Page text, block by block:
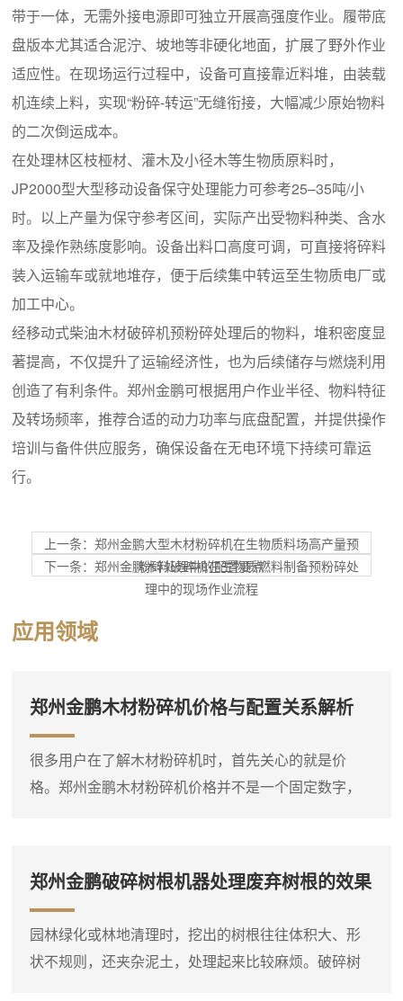
带于一体，无需外接电源即可独立开展高强度作业。履带底
盘版本尤其适合泥泞、坡地等非硬化地面，扩展了野外作业
适应性。在现场运行过程中，设备可直接靠近料堆，由装载
机连续上料，实现“粉碎-转运”无缝衔接，大幅减少原始物料
的二次倒运成本。
在处理林区枝桠材、灌木及小径木等生物质原料时，
JP2000型大型移动设备保守处理能力可参考25–35吨/小
时。以上产量为保守参考区间，实际产出受物料种类、含水
率及操作熟练度影响。设备出料口高度可调，可直接将碎料
装入运输车或就地堆存，便于后续集中转运至生物质电厂或
加工中心。
经移动式柴油木材破碎机预粉碎处理后的物料，堆积密度显
著提高，不仅提升了运输经济性，也为后续储存与燃烧利用
创造了有利条件。郑州金鹏可根据用户作业半径、物料特征
及转场频率，推荐合适的动力功率与底盘配置，并提供操作
培训与备件供应服务，确保设备在无电环境下持续可靠运
行。
上一条：郑州金鹏大型木材粉碎机在生物质料场高产量预
粉碎处理中的配置要点
下一条：郑州金鹏木料破碎机在生物质燃料制备预粉碎处
理中的现场作业流程
应用领域
郑州金鹏木材粉碎机价格与配置关系解析
很多用户在了解木材粉碎机时，首先关心的就是价
格。郑州金鹏木材粉碎机价格并不是一个固定数字，
大型柴油粉碎机的价格差异就比较明显。因此，在询
问价格之前，**先明确自己要处理的物料种类、大致产
木材粉碎机是一个大类，包括盘式削片机、鼓式削片
机、综合破碎机等多种类型...
郑州金鹏破碎树根机器处理废弃树根的效果
园林绿化或林地清理时，挖出的树根往往体积大、形
状不规则，还夹杂泥土，处理起来比较麻烦。破碎树